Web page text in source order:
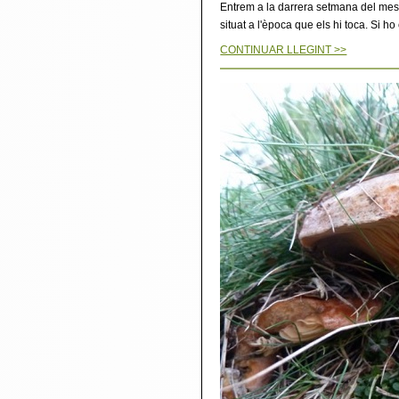
Entrem a la darrera setmana del
situat a l'època que els hi toca. Si
CONTINUAR LLEGINT >>